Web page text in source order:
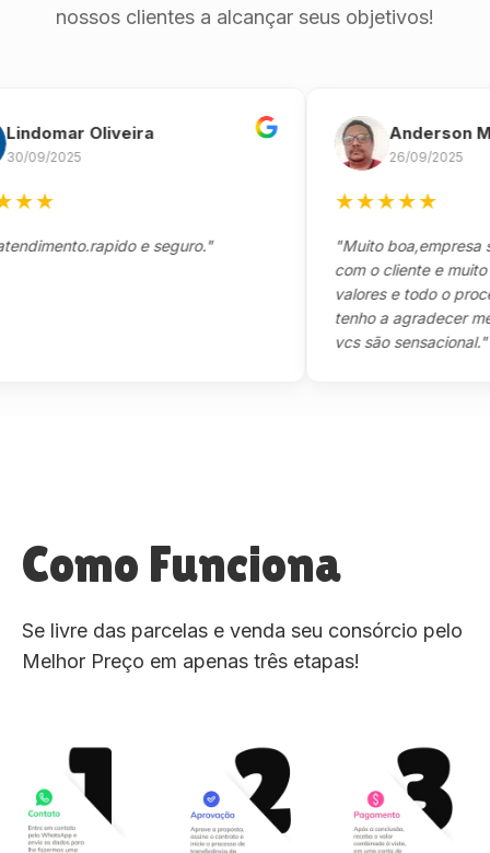
nossos clientes a alcançar seus objetivos!
Oliveira
2025
e seguro."
Anderson
26/09/2025
★★★
"Muito boa,empresa séria
com o cliente e muito
valores e todo o processo
tenho a agradecer
vcs são sensacional."
Como Funciona
Se livre das parcelas e venda seu consórcio pelo
Melhor Preço em apenas três etapas!